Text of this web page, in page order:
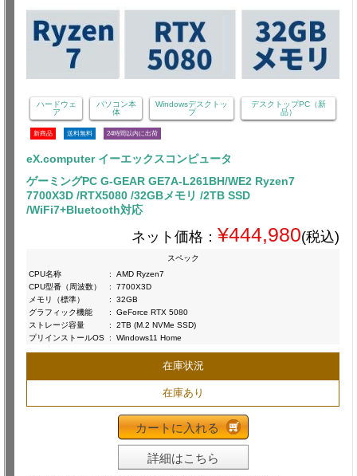
ハードウェ
ア
パソコン本
体
Windowsデスクトッ
プ
デスクトップPC（新
品）
新商品 送料無料 24時間以内に出荷
eX.computer イーエックスコンピュータ
ゲーミングPC G-GEAR GE7A-L261BH/WE2 Ryzen7
7700X3D /RTX5080 /32GBメモリ /2TB SSD
/WiFi7+Bluetooth対応
ネット価格： ¥444,980(税込)
スペック
CPU名称
:
AMD Ryzen7
CPU型番（周波数）
:
7700X3D
メモリ（標準）
:
32GB
グラフィック機能
:
GeForce RTX 5080
ストレージ容量
:
2TB (M.2 NVMe SSD)
プリインストールOS : Windows11 Home
在庫状況
在庫あり
カートに入れる
詳細はこちら